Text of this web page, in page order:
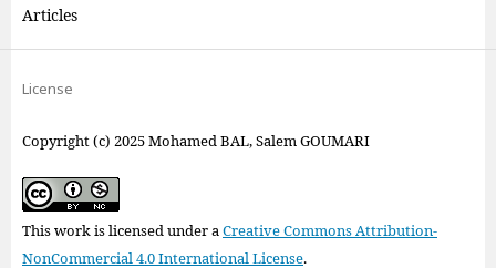
Articles
License
Copyright (c) 2025 Mohamed BAL, Salem GOUMARI
This work is licensed under aCreative Commons Attribution-
NonCommercial 4.0 International License.